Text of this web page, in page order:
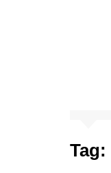
Tag: